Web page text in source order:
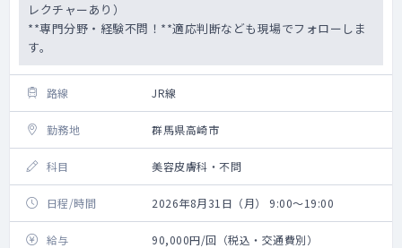
レクチャーあり）
**専門分野・経験不問！**適応判断なども現場でフォローしま
す。
路線 JR線
勤務地 群馬県高崎市
科目 美容皮膚科・不問
日程/時間 2026年8月31日（月） 9:00～19:00
給与 90,000円/回（税込・交通費別）